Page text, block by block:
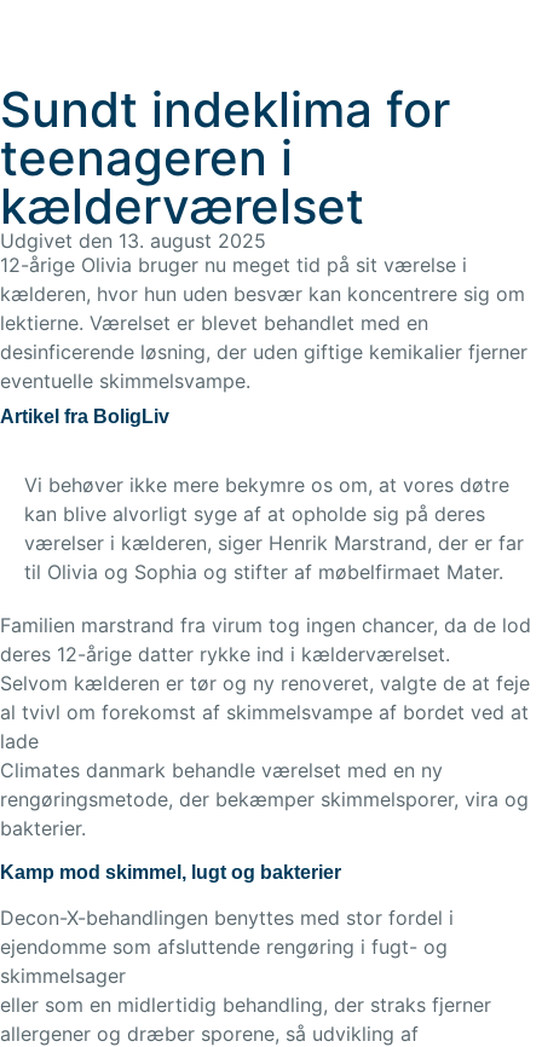
Sundt indeklima for
teenageren i
kælderværelset
Udgivet den 13. august 2025
12-årige Olivia bruger nu meget tid på sit værelse i
kælderen, hvor hun uden besvær kan koncentrere sig om
lektierne. Værelset er blevet behandlet med en
desinficerende løsning, der uden giftige kemikalier fjerner
eventuelle skimmelsvampe.
Artikel fra BoligLiv
Vi behøver ikke mere bekymre os om, at vores døtre
kan blive alvorligt syge af at opholde sig på deres
værelser i kælderen, siger Henrik Marstrand, der er far
til Olivia og Sophia og stifter af møbelfirmaet Mater.
Familien marstrand fra virum tog ingen chancer, da de lod
deres 12-årige datter rykke ind i kælderværelset.
Selvom kælderen er tør og ny renoveret, valgte de at feje
al tvivl om forekomst af skimmelsvampe af bordet ved at
lade
Climates danmark behandle værelset med en ny
rengøringsmetode, der bekæmper skimmelsporer, vira og
bakterier.
Kamp mod skimmel, lugt og bakterier
Decon-X-behandlingen benyttes med stor fordel i
ejendomme som afsluttende rengøring i fugt- og
skimmelsager
eller som en midlertidig behandling, der straks fjerner
allergener og dræber sporene, så udvikling af